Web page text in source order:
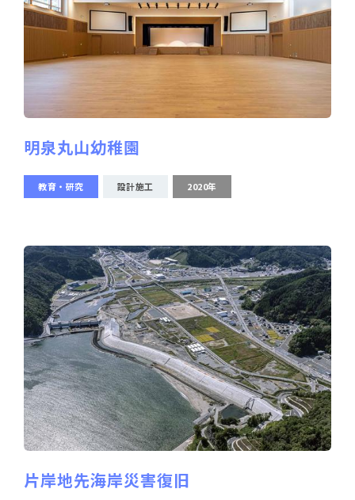
明泉丸山幼稚園
教育・研究 設計施工 2020年
片岸地先海岸災害復旧